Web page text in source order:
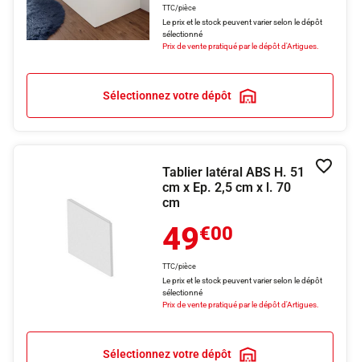
TTC/pièce
Le prix et le stock peuvent varier selon le dépôt
sélectionné
Prix de vente pratiqué par le dépôt d'Artigues.
Sélectionnez votre dépôt
Tablier latéral ABS H. 51
cm x Ep. 2,5 cm x l. 70
cm
49€00
TTC/pièce
Le prix et le stock peuvent varier selon le dépôt
sélectionné
Prix de vente pratiqué par le dépôt d'Artigues.
Sélectionnez votre dépôt